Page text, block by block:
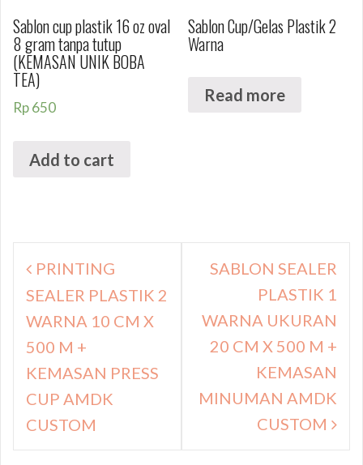
Sablon cup plastik 16 oz oval
8 gram tanpa tutup
(KEMASAN UNIK BOBA
TEA)
Rp650
Add to cart
Sablon Cup/Gelas Plastik 2
Warna
Read more
Navigasi
posPRINTING
SEALER PLASTIK 2
WARNA 10 CM X
500 M +
KEMASAN PRESS
CUP AMDK
CUSTOM
SABLON SEALER
PLASTIK 1
WARNA UKURAN
20 CM X 500 M +
KEMASAN
MINUMAN AMDK
CUSTOM